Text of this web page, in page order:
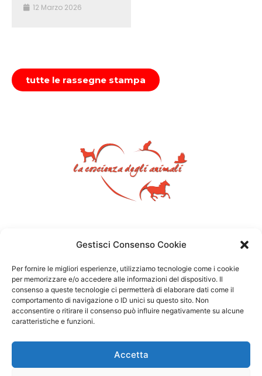
Gestisci Consenso Cookie
Per fornire le migliori esperienze, utilizziamo tecnologie come i cookie
per memorizzare e/o accedere alle informazioni del dispositivo. Il
consenso a queste tecnologie ci permetterà di elaborare dati come il
comportamento di navigazione o ID unici su questo sito. Non
acconsentire o ritirare il consenso può influire negativamente su alcune
caratteristiche e funzioni.
Accetta
12 Marzo 2026
tutte le rassegne stampa